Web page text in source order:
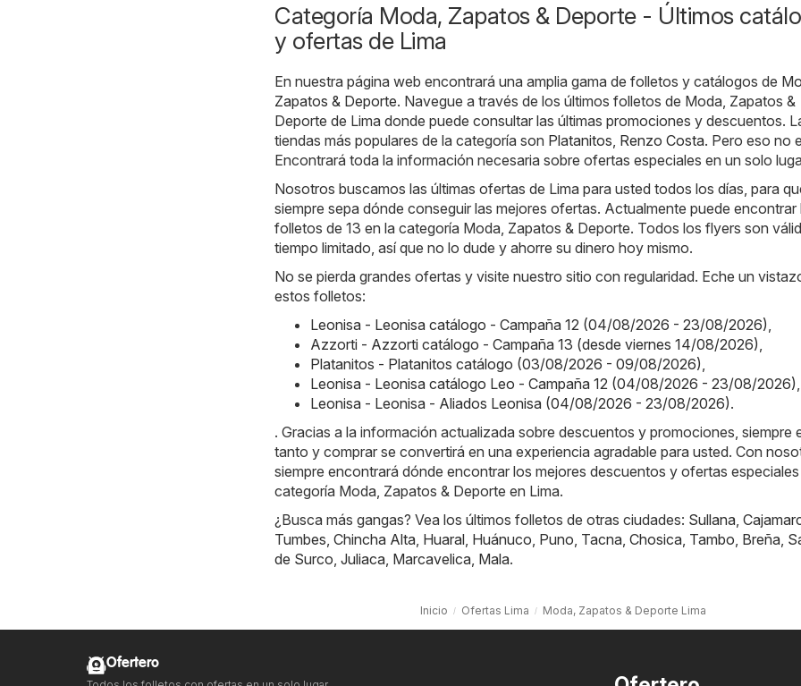
Categoría Moda, Zapatos & Deporte - Últimos
y ofertas de Lima
En nuestra página web encontrará una amplia gama de folletos y catálogos de
Zapatos & Deporte. Navegue a través de los últimos folletos de Moda, Zapatos &
Deporte de Lima donde puede consultar las últimas promociones y descuentos.
tiendas más populares de la categoría son Platanitos Renzo Costa. Pero eso no
Encontrará toda la información necesaria sobre ofertas especiales en un solo
Nosotros buscamos las últimas ofertas de Lima para usted todos los días, para
siempre sepa dónde conseguir las mejores ofertas. Actualmente puede encontrar
folletos de 13 en la categoría Moda, Zapatos & Deporte. Todos los flyers son
tiempo limitado, así que no lo dude y ahorre su dinero hoy mismo.
No se pierda grandes ofertas y visite nuestro sitio con regularidad. Eche un
estos folletos:
Leonisa - Leonisa catálogo - Campaña 12 (04/08/2026 - 23/08/2026)
Azzorti - Azzorti catálogo - Campaña 13 (desde viernes 14/08/2026)
Platanitos - Platanitos catálogo (03/08/2026 - 09/08/2026)
Leonisa - Leonisa catálogo Leo - Campaña 12 (04/08/2026 - 23/08/2026)
Leonisa - Leonisa - Aliados Leonisa (04/08/2026 - 23/08/2026).
. Gracias a la información actualizada sobre descuentos y promociones, siempre
tanto y comprar se convertirá en una experiencia agradable para usted. Con
siempre encontrará dónde encontrar los mejores descuentos y ofertas especiales
categoría Moda, Zapatos & Deporte en Lima.
¿Busca más gangas? Vea los últimos folletos de otras ciudades: Sullana
Tumbes Chincha Alta Huaral Huánuco Puno Tacna Chosica Tambo Breña
de Surco Juliaca Marcavelica Mala.
Inicio Ofertas Lima Moda, Zapatos & Deporte Lima
Ofertero